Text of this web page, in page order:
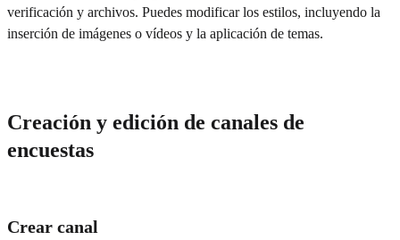
verificación y archivos. Puedes modificar los estilos, incluyendo la
inserción de imágenes o vídeos y la aplicación de temas.
Creación y edición de canales de
encuestas
Crear canal